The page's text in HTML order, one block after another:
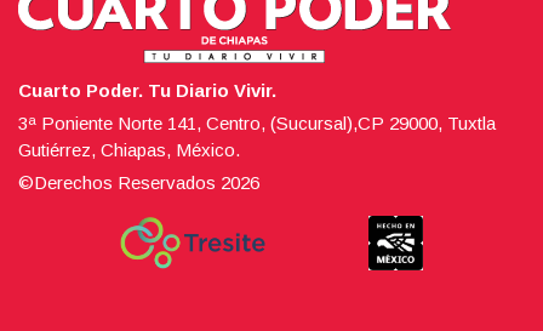
Cuarto Poder. Tu Diario Vivir.
3ª Poniente Norte 141, Centro, (Sucursal),CP 29000, Tuxtla
Gutiérrez, Chiapas, México.
©Derechos Reservados 2026